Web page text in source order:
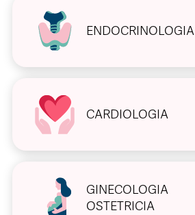
ENDOCRINOLOGIA
CARDIOLOGIA
GINECOLOGIA
OSTETRICIA